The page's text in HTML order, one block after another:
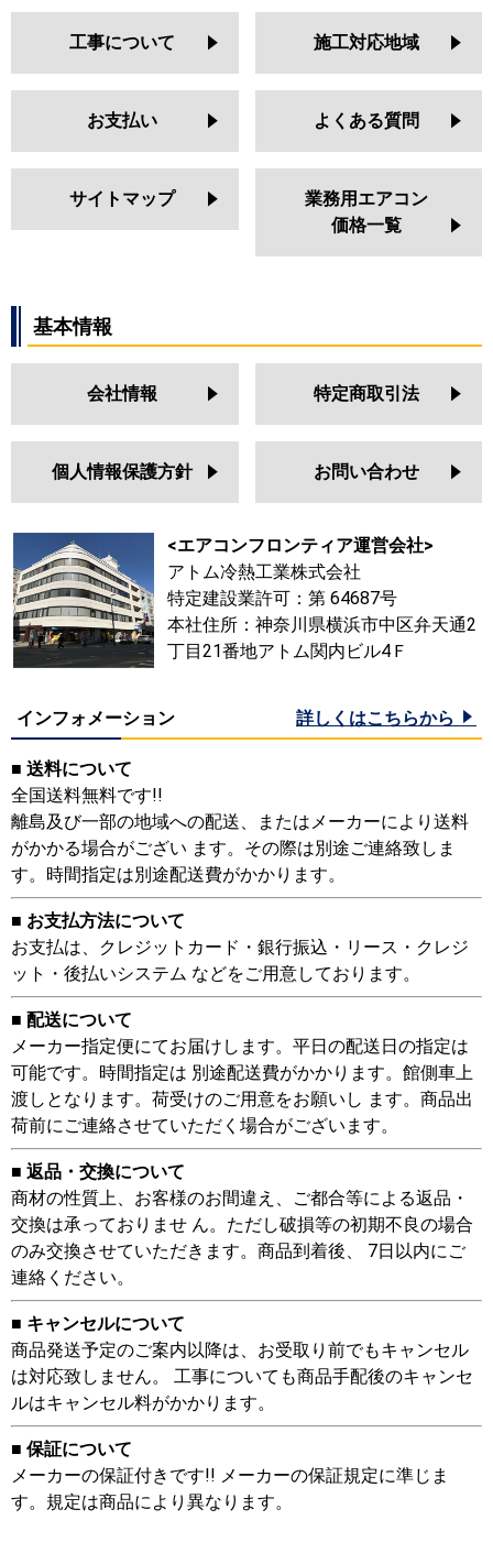
工事について 施工対応地域
お支払い よくある質問
サイトマップ
業務用エアコン
価格一覧
基本情報
会社情報 特定商取引法
個人情報保護方針 お問い合わせ
<エアコンフロンティア運営会社>
アトム冷熱工業株式会社
特定建設業許可：第 64687号
本社住所：神奈川県横浜市中区弁天通2
丁目21番地アトム関内ビル4Ｆ
インフォメーション 詳しくはこちらから
■ 送料について
全国送料無料です!!
離島及び一部の地域への配送、またはメーカーにより送料
がかかる場合がござい ます。その際は別途ご連絡致しま
す。時間指定は別途配送費がかかります。
■ お支払方法について
お支払は、クレジットカード・銀行振込・リース・クレジ
ット・後払いシステム などをご用意しております。
■ 配送について
メーカー指定便にてお届けします。平日の配送日の指定は
可能です。時間指定は 別途配送費がかかります。館側車上
渡しとなります。荷受けのご用意をお願いし ます。商品出
荷前にご連絡させていただく場合がございます。
■ 返品・交換について
商材の性質上、お客様のお間違え、ご都合等による返品・
交換は承っておりませ ん。ただし破損等の初期不良の場合
のみ交換させていただきます。商品到着後、 7日以内にご
連絡ください。
■ キャンセルについて
商品発送予定のご案内以降は、お受取り前でもキャンセル
は対応致しません。 工事についても商品手配後のキャンセ
ルはキャンセル料がかかります。
■ 保証について
メーカーの保証付きです!! メーカーの保証規定に準じま
す。規定は商品により異なります。